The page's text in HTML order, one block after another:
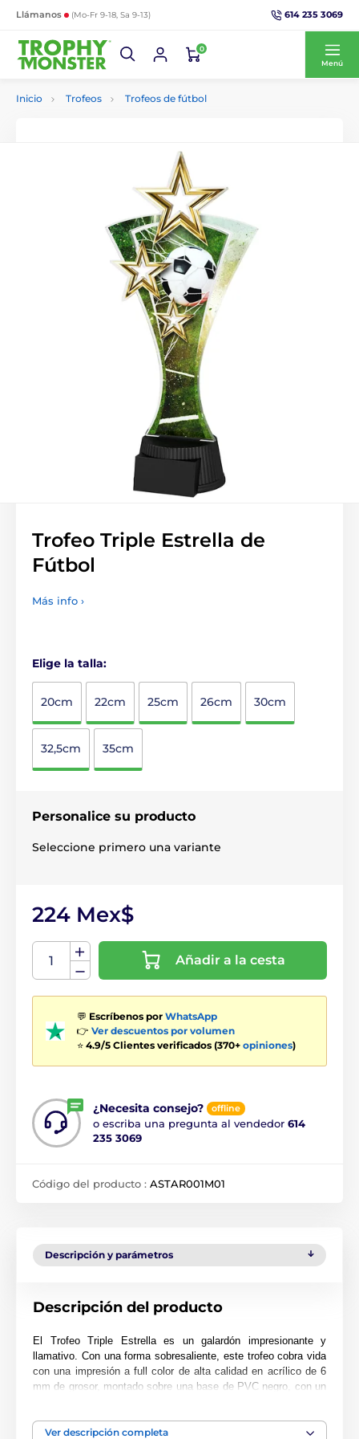
Llámanos (Mo-Fr 9-18, Sa 9-13) 614 235 3069
0
Menú
Inicio Trofeos Trofeos de fútbol
Trofeo Triple Estrella de
Fútbol
Más info ›
Elige la talla:
20cm 22cm 25cm 26cm 30cm
32,5cm 35cm
Personalice su producto
Seleccione primero una variante
224 Mex$
Añadir a la cesta
💬 Escríbenos por WhatsApp
👉 Ver descuentos por volumen
⭐ 4.9/5 Clientes verificados (370+ opiniones)
¿Necesita consejo? offline
o escriba una pregunta al vendedor 614
235 3069
Código del producto : ASTAR001M01
Descripción y parámetros
Descripción del producto
El Trofeo Triple Estrella es un galardón impresionante y
llamativo. Con una forma sobresaliente, este trofeo cobra vida
con una impresión a full color de alta calidad en acrílico de 6
mm de grosor, montado sobre una base de PVC negro, con un
El premio también incluye una placa adhesiva de grabado
Ver descripción completa